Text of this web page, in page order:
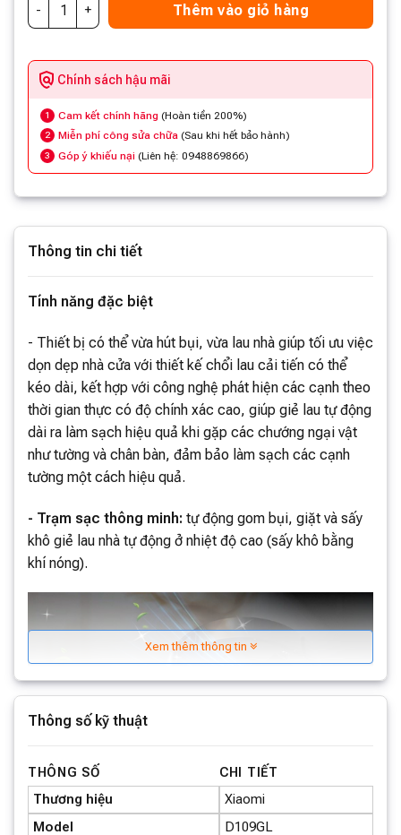
Thêm vào giỏ hàng
Chính sách hậu mãi
1 Cam kết chính hãng (Hoàn tiền 200%)
2 Miễn phí công sửa chữa (Sau khi hết bảo hành)
3 Góp ý khiếu nại (Liên hệ: 0948869866)
Thông tin chi tiết
Tính năng đặc biệt
- Thiết bị có thể vừa hút bụi, vừa lau nhà giúp tối ưu việc
dọn dẹp nhà cửa với thiết kế chổi lau cải tiến có thể
kéo dài, kết hợp với công nghệ phát hiện các cạnh theo
thời gian thực có độ chính xác cao, giúp giẻ lau tự động
dài ra làm sạch hiệu quả khi gặp các chướng ngại vật
như tường và chân bàn, đảm bảo làm sạch các cạnh
tường một cách hiệu quả.
- Trạm sạc thông minh: tự động gom bụi, giặt và sấy
khô giẻ lau nhà tự động ở nhiệt độ cao (sấy khô bằng
khí nóng).
Hình ảnh chỉ mang tính chất minh họa
Xem thêm thông tin
Thông số kỹ thuật
THÔNG SỐ CHI TIẾT
Thương hiệu
Xiaomi
Model
D109GL